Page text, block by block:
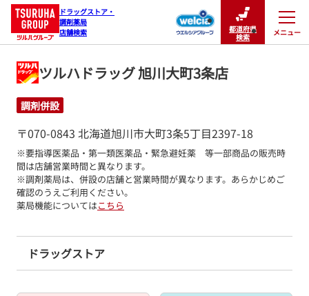
ドラッグストア・
調剤薬局
店舗検索
都道府県
検索
メニュー
閉じる
ツルハドラッグ 旭川大町3条店
調剤併設
〒070-0843 北海道旭川市大町3条5丁目2397-18
※要指導医薬品・第一類医薬品・緊急避妊薬　等一部商品の販売時
間は店舗営業時間と異なります。
※調剤薬局は、併設の店舗と営業時間が異なります。あらかじめご
確認のうえご利用ください。
薬局機能についてはこちら
ドラッグストア